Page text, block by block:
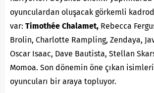
oyunculardan oluşacak görkemli
var: Timothée Chalamet, Rebecca
Brolin, Charlotte Rampling, Zendaya,
Oscar Isaac, Dave Bautista, Stellan
Momoa. Son dönemin öne çıkan
oyuncuları bir araya topluyor.